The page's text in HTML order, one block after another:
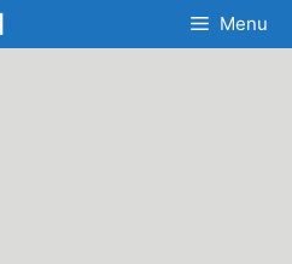
Menu